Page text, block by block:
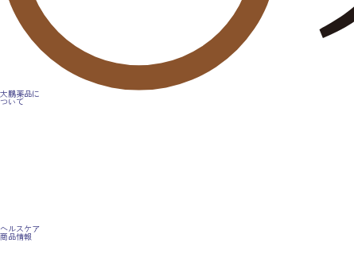
大鵬薬品に
ついて
ヘルスケア
商品情報